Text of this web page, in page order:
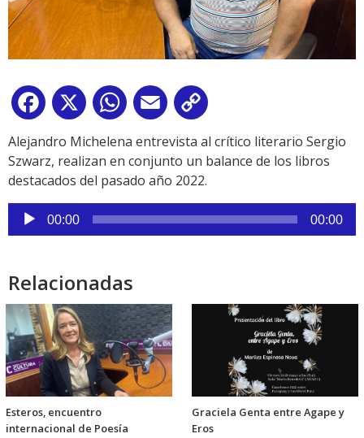
Facebook
X WhatsApp
Email
Link
Alejandro Michelena entrevista al crítico literario Sergio
Szwarz, realizan en conjunto un balance de los libros
destacados del pasado año 2022.
Reproductor
de
00:00 00:00
Relacionadas
Esteros, encuentro
internacional de Poesía
Graciela Genta entre Agape y
Eros